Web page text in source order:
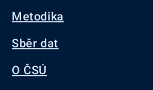
Metodika
Sběr dat
O ČSÚ